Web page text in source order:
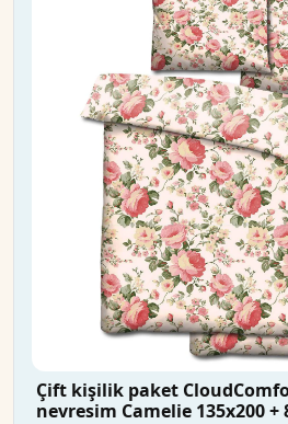
Çift kişilik paket
nevresim Camelie 135x200 +